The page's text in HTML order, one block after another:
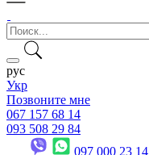
рус
Укр
Позвоните мне
067 157 68 14
093 508 29 84
097 000 23 14